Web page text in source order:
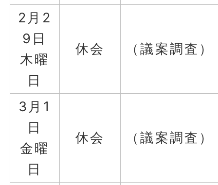
2月2
9日
木曜
日
休会 （議案調査）
3月1
日
金曜
日
休会 （議案調査）